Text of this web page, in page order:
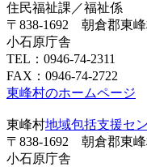
住民福祉課／福祉係
〒838-1692 朝倉郡東
小石原庁舎
TEL：0946-74-2311
FAX：0946-74-2722
東峰村のホームページ
東峰村地域包括支援セ
〒838-1692 朝倉郡東
小石原庁舎